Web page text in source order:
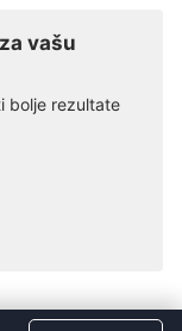
vašu
bolje rezultate